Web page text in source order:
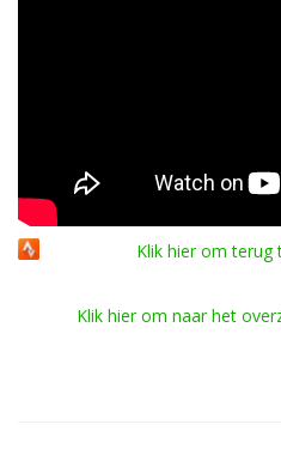
Klik hier om terug
Klik hier om naar het